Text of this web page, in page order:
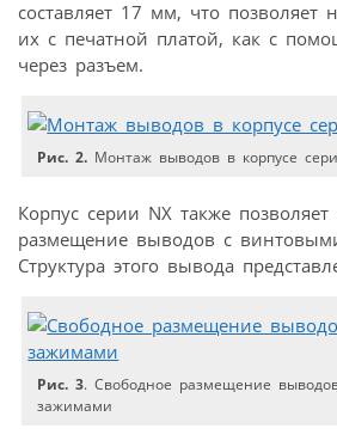
составляет 17 мм, что позволяет
их с печатной платой, как с
через разъем.
Рис. 2. Монтаж выводов в корпусе
Корпус серии NX также
размещение выводов с
Структура этого вывода
Рис. 3. Свободное размещение
зажимами